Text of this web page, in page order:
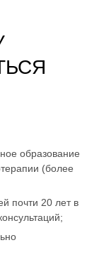
образование
(более
почти 20 лет в